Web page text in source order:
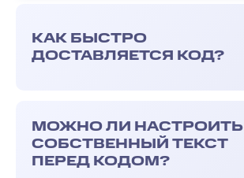
КАК БЫСТРО
ДОСТАВЛЯЕТСЯ КОД?
МОЖНО ЛИ НАСТРОИТЬ
СОБСТВЕННЫЙ ТЕКСТ
ПЕРЕД КОДОМ?